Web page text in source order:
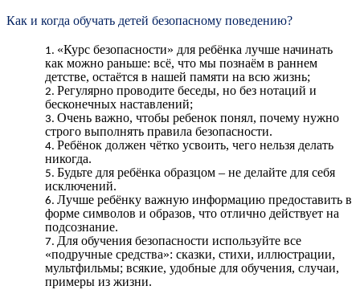
Как и когда обучать детей безопасному поведению?
«Курс безопасности» для ребёнка лучше начинать
как можно раньше: всё, что мы познаём в раннем
детстве, остаётся в нашей памяти на всю жизнь;
Регулярно проводите беседы, но без нотаций и
бесконечных наставлений;
Очень важно, чтобы ребенок понял, почему нужно
строго выполнять правила безопасности.
Ребёнок должен чётко усвоить, чего нельзя делать
никогда.
Будьте для ребёнка образцом – не делайте для себя
исключений.
Лучше ребёнку важную информацию предоставить в
форме символов и образов, что отлично действует на
подсознание.
Для обучения безопасности используйте все
«подручные средства»: сказки, стихи, иллюстрации,
мультфильмы; всякие, удобные для обучения, случаи,
примеры из жизни.